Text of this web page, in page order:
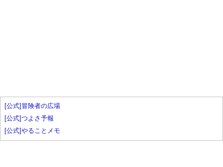
[公式]冒険者の広場
[公式]つよさ予報
[公式]やることメモ